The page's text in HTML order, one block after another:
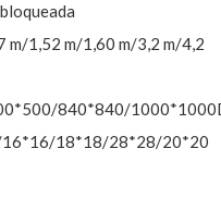
m/1,52 m/1,60 m/3,2 m/4,2
840*840/
18*18/28*28/20*20